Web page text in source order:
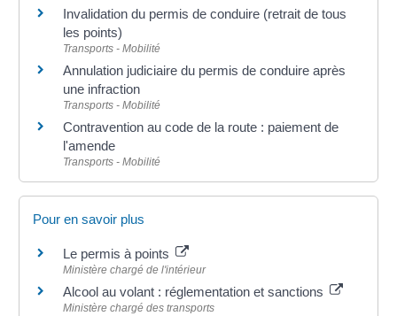
Invalidation du permis de conduire (retrait de tous
les points)
Transports - Mobilité
Annulation judiciaire du permis de conduire après
une infraction
Transports - Mobilité
Contravention au code de la route : paiement de
l'amende
Transports - Mobilité
Pour en savoir plus
Le permis à points
Ministère chargé de l'intérieur
Alcool au volant : réglementation et sanctions
Ministère chargé des transports